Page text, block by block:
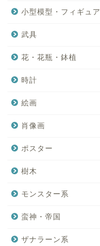
小型模型・フィギュア
武具
花・花瓶・鉢植
時計
絵画
肖像画
ポスター
樹木
モンスター系
蛮神・帝国
ザナラーン系